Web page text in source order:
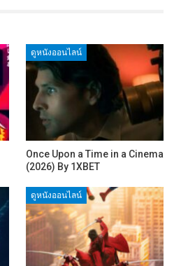
ดูหนังออนไลน์
Once Upon a Time in a Cinema
(2026) By 1XBET
ดูหนังออนไลน์